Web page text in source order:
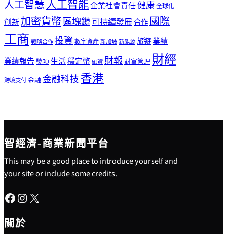
人工智慧人工智能企業社會責任健康全球化
創新加密貨幣區塊鏈可持續發展合作國際
工商 戰略合作投資數字資產新加坡新能源旅遊業績
業績報告 獎項生活穩定幣融資 財報 財富管理財經
跨境支付金融 金融科技香港
智經濟-商業新聞平台
This may be a good place to introduce yourself and
your site or include some credits.
Facebook Instagram X
關於